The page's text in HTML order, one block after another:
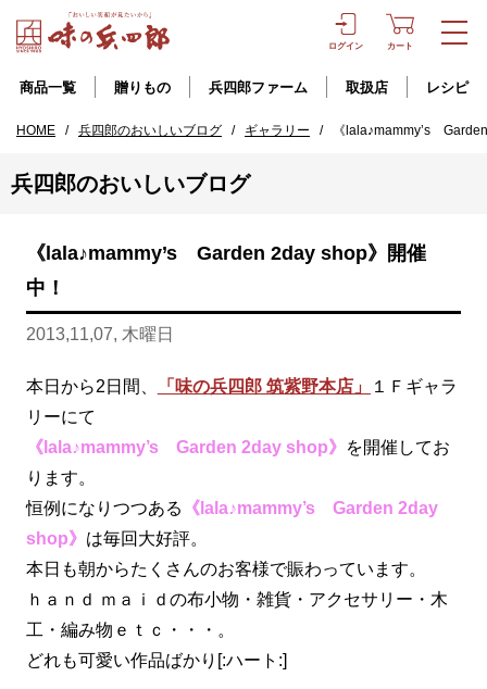
ログイン カート
商品一覧 贈りもの 兵四郎ファーム 取扱店 レシピ
HOME / 兵四郎のおいしいブログ / ギャラリー / 《lala♪mammy’s
兵四郎のおいしいブログ
《lala♪mammy’s Garden 2day shop》開催
中！
2013,11,07, 木曜日
本日から2日間、 「味の兵四郎 筑紫野本店」
１Ｆギャラ
リーにて
《lala♪mammy’s Garden 2day shop》 を開催してお
ります。
恒例になりつつある
《lala♪mammy’s Garden 2day
shop》 は毎回大好評。
本日も朝からたくさんのお客様で賑わっています。
ｈａｎｄ ｍａｉｄの布小物・雑貨・アクセサリー・木
工・編み物ｅｔｃ・・・。
どれも可愛い作品ばかり[:ハート:]